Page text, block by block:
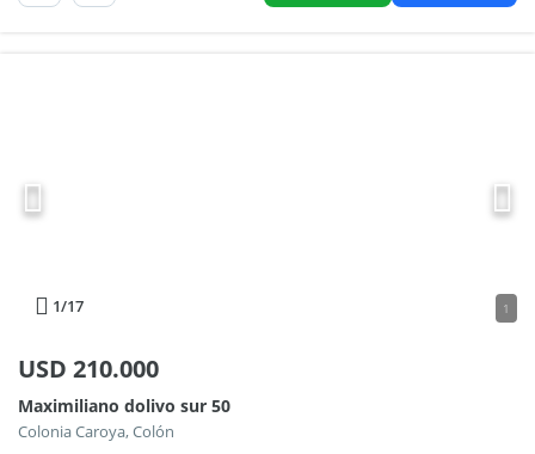
1/17 1
USD 210.000
Maximiliano dolivo sur 50
Colonia Caroya, Colón